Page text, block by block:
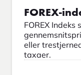
FOREX-
FOREX Indeks
eller
taxaer.